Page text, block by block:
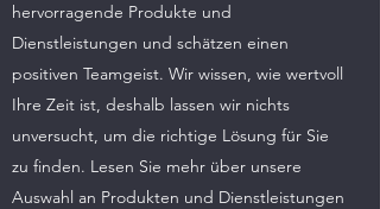
hervorragende Produkte und
Dienstleistungen und schätzen einen
positiven Teamgeist. Wir wissen, wie wertvoll
Ihre Zeit ist, deshalb lassen wir nichts
unversucht, um die richtige Lösung für Sie
zu finden. Lesen Sie mehr über unsere
Auswahl an Produkten und Dienstleistungen